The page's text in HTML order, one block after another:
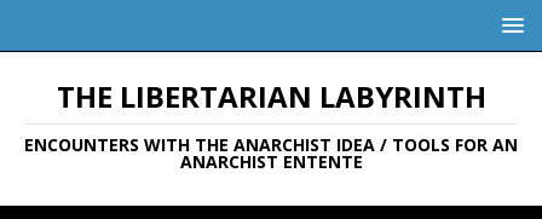
THE LIBERTARIAN LABYRINTH
ENCOUNTERS WITH THE ANARCHIST IDEA / TOOLS FOR AN
ANARCHIST ENTENTE